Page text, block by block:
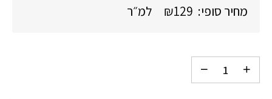
מחיר סופי: ₪129 למ״ר